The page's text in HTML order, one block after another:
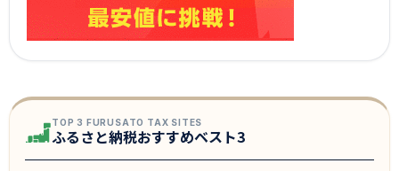
TOP 3 FURUSATO TAX SITES
ふるさと納税おすすめベスト3